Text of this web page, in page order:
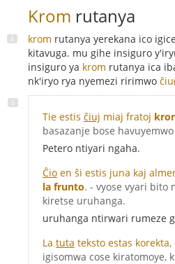
Krom rutanya
krom rutanya yerekana ico
kitavuga. mu gihe insiguro
insiguro ya krom rutanya ica
nk'iryo rya nyemezi ririmwo
Tie estis ĉiuj miaj fratoj
basazanje bose
Petero ntiyari ngaha.
Ĉio en ŝi estis juna kaj
la frunto. - vyose vyari bito
kiretse uruhanga.
uruhanga ntirwari rumeze
La tuta teksto estas korekta,
igisomwa cose kiratomoye,